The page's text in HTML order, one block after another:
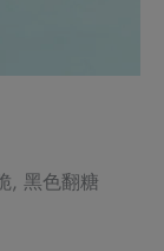
, 黑色翻糖